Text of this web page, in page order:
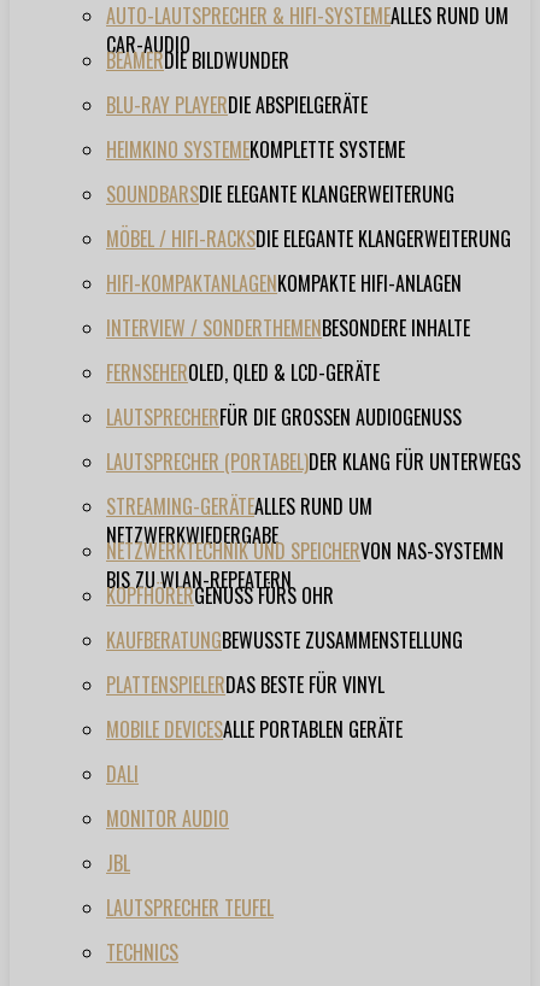
AUTO-LAUTSPRECHER & HIFI-SYSTEMEALLES RUND UM
CAR-AUDIO
BEAMERDIE BILDWUNDER
BLU-RAY PLAYERDIE ABSPIELGERÄTE
HEIMKINO SYSTEMEKOMPLETTE SYSTEME
SOUNDBARSDIE ELEGANTE KLANGERWEITERUNG
MÖBEL / HIFI-RACKSDIE ELEGANTE KLANGERWEITERUNG
HIFI-KOMPAKTANLAGENKOMPAKTE HIFI-ANLAGEN
INTERVIEW / SONDERTHEMENBESONDERE INHALTE
FERNSEHEROLED, QLED & LCD-GERÄTE
LAUTSPRECHERFÜR DIE GROSSEN AUDIOGENUSS
LAUTSPRECHER (PORTABEL)DER KLANG FÜR UNTERWEGS
STREAMING-GERÄTEALLES RUND UM
NETZWERKWIEDERGABE
NETZWERKTECHNIK UND SPEICHERVON NAS-SYSTEMN
BIS ZU WLAN-REPEATERN
KOPFHÖRERGENUSS FÜRS OHR
KAUFBERATUNGBEWUSSTE ZUSAMMENSTELLUNG
PLATTENSPIELERDAS BESTE FÜR VINYL
MOBILE DEVICESALLE PORTABLEN GERÄTE
DALI
MONITOR AUDIO
JBL
LAUTSPRECHER TEUFEL
TECHNICS